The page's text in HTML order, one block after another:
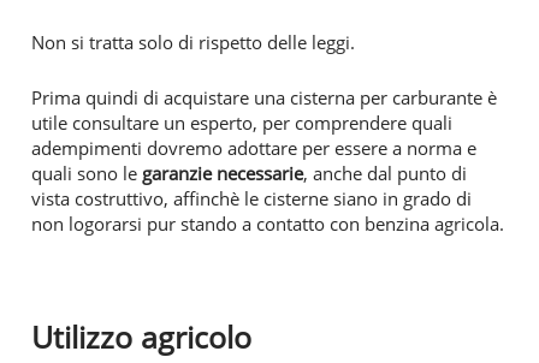
Non si tratta solo di rispetto delle leggi.
Prima quindi di acquistare una cisterna per carburante è
utile consultare un esperto, per comprendere quali
adempimenti dovremo adottare per essere a norma e
quali sono le garanzie necessarie, anche dal punto di
vista costruttivo, affinchè le cisterne siano in grado di
non logorarsi pur stando a contatto con benzina agricola.
Utilizzo agricolo